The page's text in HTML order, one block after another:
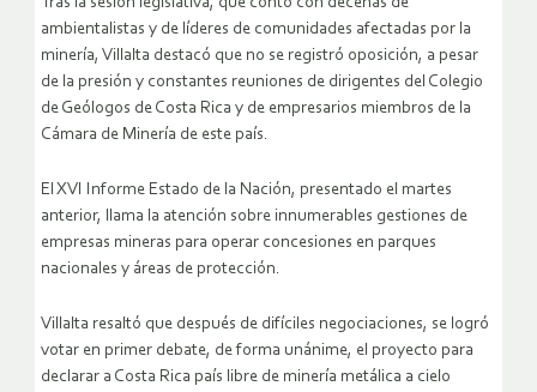
ambientalistas y de líderes de comunidades afectadas por la
minería, Villalta destacó que no se registró oposición, a pesar
de la presión y constantes reuniones de dirigentes del Colegio
de Geólogos de Costa Rica y de empresarios miembros de la
Cámara de Minería de este país.
El XVI Informe Estado de la Nación, presentado el martes
anterior, llama la atención sobre innumerables gestiones de
empresas mineras para operar concesiones en parques
nacionales y áreas de protección.
Villalta resaltó que después de difíciles negociaciones, se logró
votar en primer debate, de forma unánime, el proyecto para
declarar a Costa Rica país libre de minería metálica a cielo